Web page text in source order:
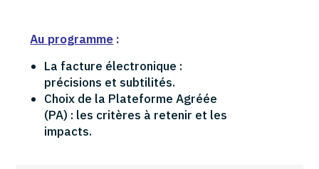
Au programme :
La facture électronique :
précisions et subtilités.
Choix de la Plateforme Agréée
(PA) : les critères à retenir et les
impacts.